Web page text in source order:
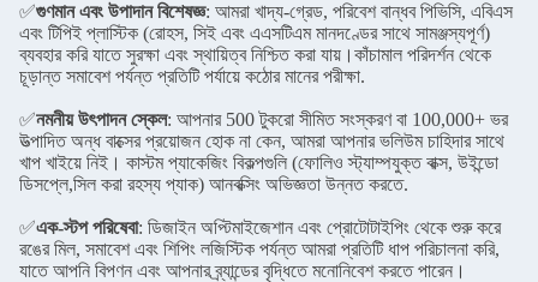
✅গুণমান এবং উপাদান বিশেষজ্ঞ: আমরা খাদ্য-গ্রেড, পরিবেশ বান্ধব পিভিসি, এবিএস
এবং টিপিই প্লাস্টিক (রোহস, সিই এবং এএসটিএম মানদণ্ডের সাথে সামঞ্জস্যপূর্ণ)
ব্যবহার করি যাতে সুরক্ষা এবং স্থায়িত্ব নিশ্চিত করা যায়।কাঁচামাল পরিদর্শন থেকে
চূড়ান্ত সমাবেশ পর্যন্ত প্রতিটি পর্যায়ে কঠোর মানের পরীক্ষা.
✅নমনীয় উৎপাদন স্কেল: আপনার 500 টুকরো সীমিত সংস্করণ বা 100,000+ ভর
উত্পাদিত অন্ধ বাক্সের প্রয়োজন হোক না কেন, আমরা আপনার ভলিউম চাহিদার সাথে
খাপ খাইয়ে নিই। কাস্টম প্যাকেজিং বিকল্পগুলি (ফোলিও স্ট্যাম্পযুক্ত বাক্স, উইন্ডো
ডিসপ্লে,সিল করা রহস্য প্যাক) আনবক্সিং অভিজ্ঞতা উন্নত করতে.
✅এক-স্টপ পরিষেবা: ডিজাইন অপ্টিমাইজেশান এবং প্রোটোটাইপিং থেকে শুরু করে
রঙের মিল, সমাবেশ এবং শিপিং লজিস্টিক পর্যন্ত আমরা প্রতিটি ধাপ পরিচালনা করি,
যাতে আপনি বিপণন এবং আপনার ব্র্যান্ডের বৃদ্ধিতে মনোনিবেশ করতে পারেন।